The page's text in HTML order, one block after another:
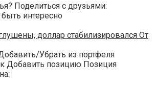
Поделиться с друзьями:
интересно
доллар стабилизировался От
Убрать из портфеля
Добавить позицию Позиция